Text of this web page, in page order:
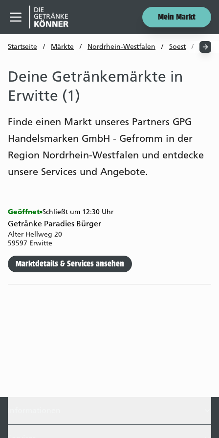
Menü öffnen
Mein Markt
Startseite / Märkte / Nordrhein-Westfalen / Soest /
Deine Getränkemärkte in
Erwitte (1)
Finde einen Markt unseres Partners GPG
Handelsmarken GmbH - Gefromm in der
Region Nordrhein-Westfalen und entdecke
unsere Services und Angebote.
Geöffnet Schließt um 12:30 Uhr
Getränke Paradies Bürger
Alter Hellweg 20
59597 Erwitte
Marktdetails & Services ansehen